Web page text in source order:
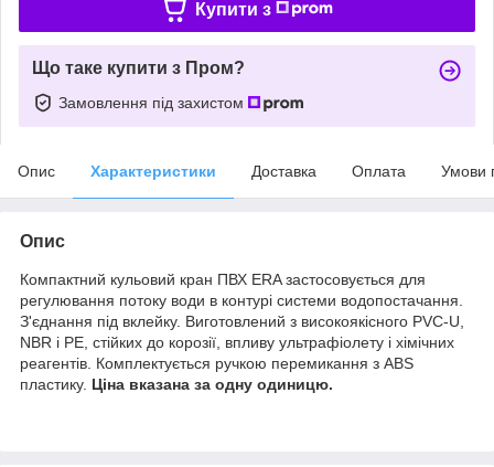
Купити з
Що таке купити з Пром?
Замовлення під захистом
Опис Характеристики Доставка Оплата Умови
Опис
Компактний кульовий кран ПВХ ERA застосовується для
регулювання потоку води в контурі системи водопостачання.
З'єднання під вклейку. Виготовлений з високоякісного PVC-U,
NBR і PE, стійких до корозії, впливу ультрафіолету і хімічних
реагентів. Комплектується ручкою перемикання з ABS
пластику. Ціна вказана за одну одиницю.